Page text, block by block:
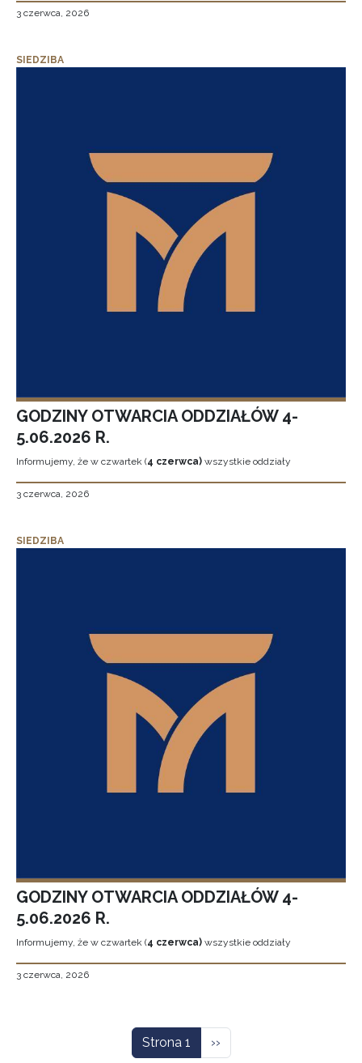
3 czerwca, 2026
SIEDZIBA
GODZINY OTWARCIA ODDZIAŁÓW 4-
5.06.2026 R.
Informujemy, że w czwartek (4 czerwca) wszystkie oddziały
3 czerwca, 2026
SIEDZIBA
GODZINY OTWARCIA ODDZIAŁÓW 4-
5.06.2026 R.
Informujemy, że w czwartek (4 czerwca) wszystkie oddziały
3 czerwca, 2026
Strona 1 Następna strona
››